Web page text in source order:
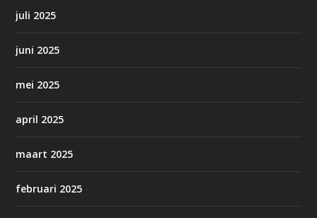
juli 2025
juni 2025
mei 2025
april 2025
maart 2025
februari 2025